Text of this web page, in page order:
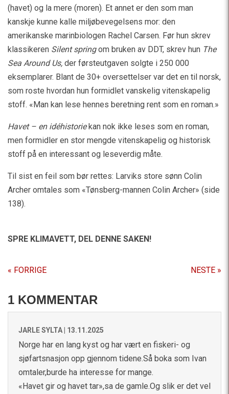
(havet) og la mere (moren). Et annet er den som man
kanskje kunne kalle miljøbevegelsens mor: den
amerikanske marinbiologen Rachel Carsen. Før hun skrev
klassikeren Silent springom bruken av DDT, skrev hun The
Sea Around Us, der førsteutgaven solgte i 250 000
eksemplarer. Blant de 30+ oversettelser var det en til norsk,
som roste hvordan hun formidlet vanskelig vitenskapelig
stoff. «Man kan lese hennes beretning rent som en roman.»
Havet – en idéhistorie kan nok ikke leses som en roman,
men formidler en stor mengde vitenskapelig og historisk
stoff på en interessant og leseverdig måte.
Til sist en feil som bør rettes: Larviks store sønn Colin
Archer omtales som «Tønsberg-mannen Colin Archer» (side
138).
SPRE KLIMAVETT, DEL DENNE SAKEN!
« FORRIGE NESTE »
1 KOMMENTAR
JARLE SYLTA | 13.11.2025
Norge har en lang kyst og har vært en fiskeri- og
sjøfartsnasjon opp gjennom tidene.Så boka som Ivan
omtaler,burde ha interesse for mange.
«Havet gir og havet tar»,sa de gamle.Og slik er det vel